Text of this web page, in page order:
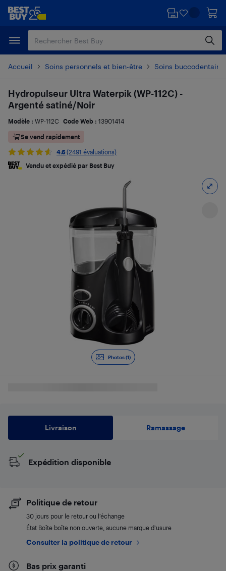
Passer
principal
Passer
Accueil Soins personnels et bien-être Soins buccodentaires
Photos (1)
Hydropulseur Ultra Waterpik (WP-112C) -
Argenté satiné/Noir
Modèle : WP-112C Code Web : 13901414
Se vend rapidement
4.6 (2491 évaluations)
Vendu et expédié par Best Buy
Livraison Ramassage
Expédition disponible
Politique de retour
30 jours pour le retour ou l’échange
État Boîte boîte non ouverte, aucune marque d’usure
Consulter la politique de retour
Bas prix garanti